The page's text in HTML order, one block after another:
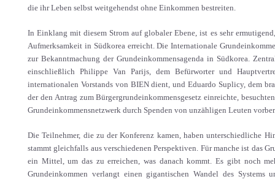
die ihr Leben selbst weitgehendst ohne Einkommen bestreiten.
In Einklang mit diesem Strom auf globaler Ebene, ist es sehr
Aufmerksamkeit in Südkorea erreicht. Die Internationale
zur Bekanntmachung der Grundeinkommensagenda in Südkorea.
einschließlich Philippe Van Parijs, dem Befürworter und
internationalen Vorstands von BIEN dient, und Eduardo Suplicy, dem
der den Antrag zum Bürgergrundeinkommensgesetz einreichte,
Grundeinkommensnetzwerk durch Spenden von unzähligen Leuten
Die Teilnehmer, die zu der Konferenz kamen, haben unterschiedliche
stammt gleichfalls aus verschiedenen Perspektiven. Für manche ist das
ein Mittel, um das zu erreichen, was danach kommt. Es gibt noch
Grundeinkommen verlangt einen gigantischen Wandel des